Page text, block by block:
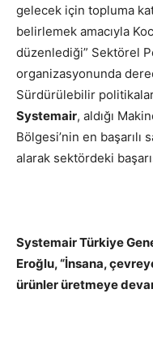
gelecek için topluma
belirlemek amacıyla
düzenlediği” Sektörel
organizasyonunda
Sürdürülebilir
Systemair, aldığı
Bölgesi’nin en başarılı
alarak sektördeki
Systemair Türkiye
Eroğlu, “İnsana,
ürünler üretmeye